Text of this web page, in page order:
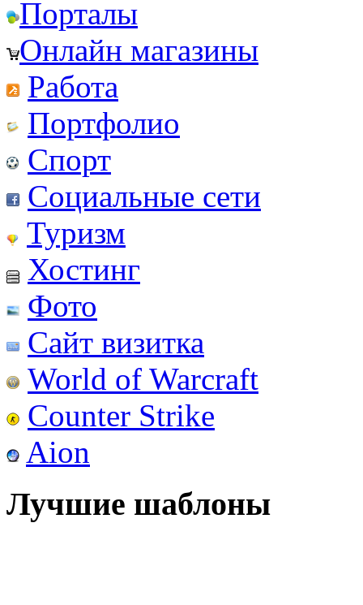
Порталы
Онлайн магазины
Работа
Портфолио
Спорт
Социальные сети
Туризм
Хостинг
Фото
Сайт визитка
World of Warcraft
Counter Strike
Aion
Лучшие шаблоны